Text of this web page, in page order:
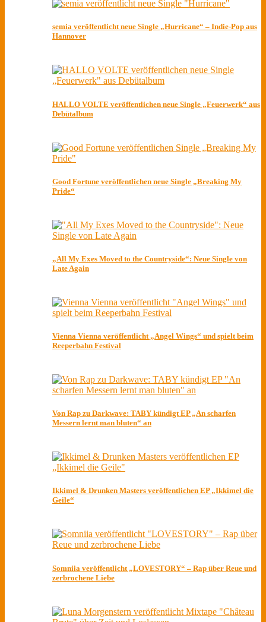
semia veröffentlicht neue Single „Hurricane“ – Indie-Pop aus
Hannover
HALLO VOLTE veröffentlichen neue Single „Feuerwerk“ aus
Debütalbum
Good Fortune veröffentlichen neue Single „Breaking My
Pride“
„All My Exes Moved to the Countryside“: Neue Single von
Late Again
Vienna Vienna veröffentlicht „Angel Wings“ und spielt beim
Reeperbahn Festival
Von Rap zu Darkwave: TABY kündigt EP „An scharfen
Messern lernt man bluten“ an
Ikkimel & Drunken Masters veröffentlichen EP „Ikkimel die
Geile“
Somniia veröffentlicht „LOVESTORY“ – Rap über Reue und
zerbrochene Liebe